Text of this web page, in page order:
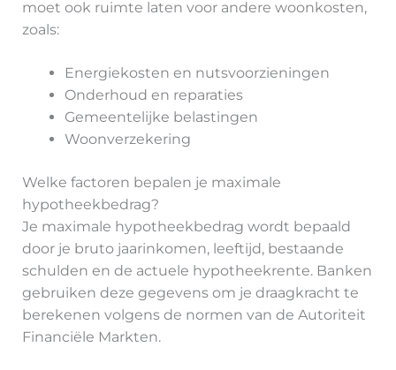
moet ook ruimte laten voor andere woonkosten,
zoals:
Energiekosten en nutsvoorzieningen
Onderhoud en reparaties
Gemeentelijke belastingen
Woonverzekering
Welke factoren bepalen je maximale
hypotheekbedrag?
Je maximale hypotheekbedrag wordt bepaald
door je bruto jaarinkomen, leeftijd, bestaande
schulden en de actuele hypotheekrente. Banken
gebruiken deze gegevens om je draagkracht te
berekenen volgens de normen van de Autoriteit
Financiële Markten.